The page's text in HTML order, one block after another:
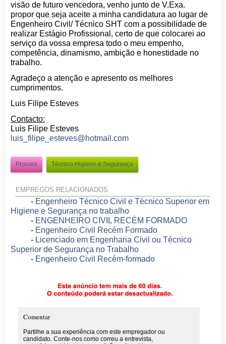
visão de futuro vencedora, venho junto de V.Exa.
propor que seja aceite a minha candidatura ao lugar de
Engenheiro Civil/ Técnico SHT com a possibilidade de
realizar Estágio Profissional, certo de que colocarei ao
serviço da vossa empresa todo o meu empenho,
competência, dinamismo, ambição e honestidade no
trabalho.
Agradeço a atenção e apresento os melhores
cumprimentos.
Luis Filipe Esteves
Contacto:
Luis Filipe Esteves
luis_filipe_esteves@hotmail.com
Procura Técnico Higiene e Segurança
EMPREGOS RELACIONADOS
- Engenheiro Técnico Civil e Técnico Superior em
Higiene e Segurança no trabalho
- ENGENHEIRO CIVIL RECÉM FORMADO
- Engenheiro Civil Recém Formado
- Licenciado em Engenharia Civil ou Técnico
Superior de Segurança no Trabalho
- Engenheiro Civil Recém-formado
Comentar
Partilhe a sua experiência com este empregador ou
candidato. Conte-nos como correu a entrevista,